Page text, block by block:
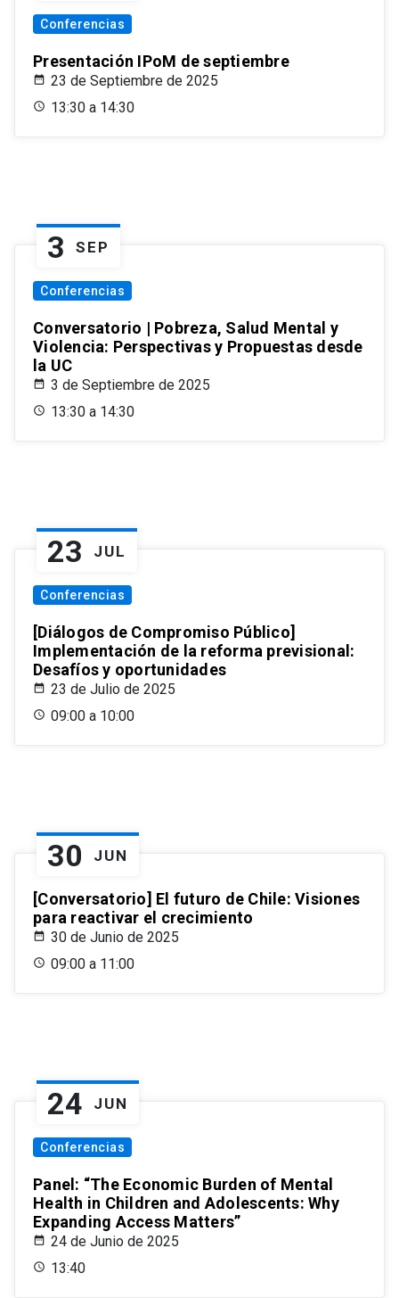
Conferencias
Presentación IPoM de septiembre
23 de Septiembre de 2025
13:30 a 14:30
3 SEP
Conferencias
Conversatorio | Pobreza, Salud Mental y
Violencia: Perspectivas y Propuestas desde
la UC
3 de Septiembre de 2025
13:30 a 14:30
23 JUL
Conferencias
[Diálogos de Compromiso Público]
Implementación de la reforma previsional:
Desafíos y oportunidades
23 de Julio de 2025
09:00 a 10:00
30 JUN
[Conversatorio] El futuro de Chile: Visiones
para reactivar el crecimiento
30 de Junio de 2025
09:00 a 11:00
24 JUN
Conferencias
Panel: “The Economic Burden of Mental
Health in Children and Adolescents: Why
Expanding Access Matters”
24 de Junio de 2025
13:40